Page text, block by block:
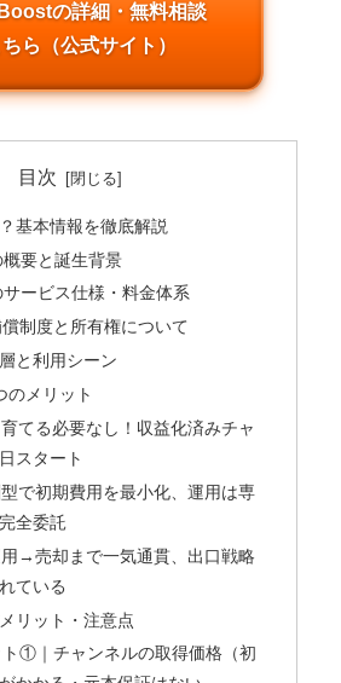
の詳細・無料相談
ら（公式サイト）
目次
基本情報を徹底解説
要と誕生背景
ービス仕様・料金体系
制度と所有権について
と利用シーン
のメリット
てる必要なし！収益化済みチャ
スタート
で初期費用を最小化、運用は専
全委託
→売却まで一気通貫、出口戦略
ている
リット・注意点
①｜チャンネルの取得価格（初